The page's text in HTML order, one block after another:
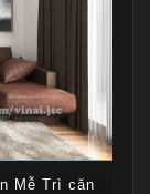
Mễ Trì căn